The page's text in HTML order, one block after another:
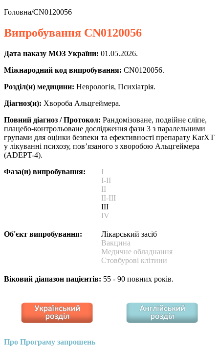
Головна/CN0120056
Випробування CN0120056
Дата наказу МОЗ України: 01.05.2026.
Міжнародний код випробування: CN0120056.
Розділ(и) медицини: Неврологія, Психіатрія.
Діагноз(и): Хвороба Альцгеймера.
Повний діагноз / Протокол: Рандомізоване, подвійне сліпе,
плацебо-контрольоване дослідження фази 3 з паралельними
групами для оцінки безпеки та ефективності препарату KarXT
у лікуванні психозу, пов’язаного з хворобою Альцгеймера
(ADEPT-4).
Фаза(и) випробування:
I
I-II
II
II-III
III
IV
Об'єкт випробування:
Лікарський засіб
Вакцина
Медичне обладнання
Стовбурові клітини
Віковий діапазон пацієнтів: 55 - 90 повних років.
Про Програму запрошень